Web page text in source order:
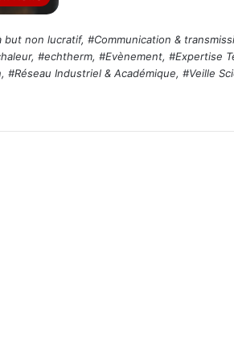
but non lucratif, #Communication &
, #echtherm, #Evènement, #Expertise
, #Réseau Industriel & Académique, #Veille